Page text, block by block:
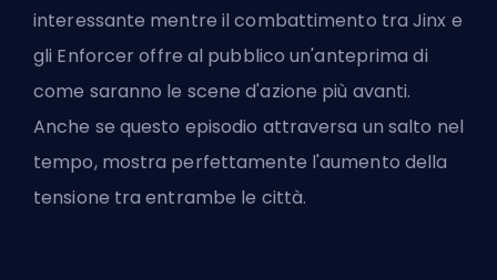
interessante mentre il combattimento tra Jinx e
gli Enforcer offre al pubblico un'anteprima di
come saranno le scene d'azione più avanti.
Anche se questo episodio attraversa un salto nel
tempo, mostra perfettamente l'aumento della
tensione tra entrambe le città.